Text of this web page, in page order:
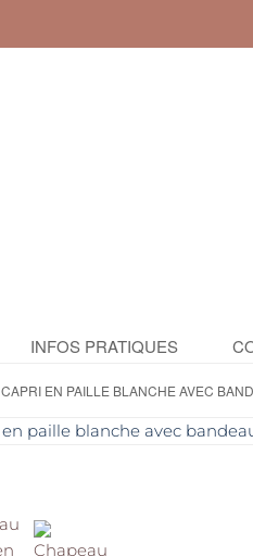
INFOS PRATIQUES
EN PAILLE BLANCHE AVEC